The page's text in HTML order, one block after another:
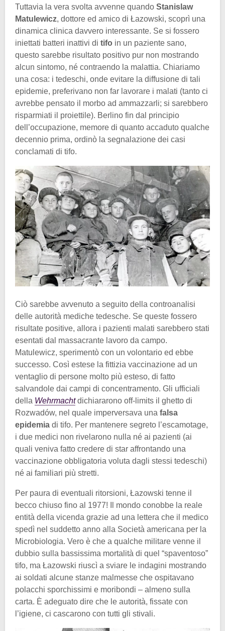
Tuttavia la vera svolta avvenne quando Stanislaw
Matulewicz, dottore ed amico di Łazowski, scoprì una
dinamica clinica davvero interessante. Se si fossero
iniettati batteri inattivi di tifo in un paziente sano,
questo sarebbe risultato positivo pur non mostrando
alcun sintomo, né contraendo la malattia. Chiariamo
una cosa: i tedeschi, onde evitare la diffusione di tali
epidemie, preferivano non far lavorare i malati (tanto ci
avrebbe pensato il morbo ad ammazzarli; si sarebbero
risparmiati il proiettile). Berlino fin dal principio
dell’occupazione, memore di quanto accaduto qualche
decennio prima, ordinò la segnalazione dei casi
conclamati di tifo.
Ciò sarebbe avvenuto a seguito della controanalisi
delle autorità mediche tedesche. Se queste fossero
risultate positive, allora i pazienti malati sarebbero stati
esentati dal massacrante lavoro da campo.
Matulewicz, sperimentò con un volontario ed ebbe
successo. Così estese la fittizia vaccinazione ad un
ventaglio di persone molto più esteso, di fatto
salvandole dai campi di concentramento. Gli ufficiali
della Wehrmachtdichiararono off-limits il ghetto di
Rozwadów, nel quale imperversava una falsa
epidemia di tifo. Per mantenere segreto l’escamotage,
i due medici non rivelarono nulla né ai pazienti (ai
quali veniva fatto credere di star affrontando una
vaccinazione obbligatoria voluta dagli stessi tedeschi)
né ai familiari più stretti.
Per paura di eventuali ritorsioni, Łazowski tenne il
becco chiuso fino al 1977! Il mondo conobbe la reale
entità della vicenda grazie ad una lettera che il medico
spedì nel suddetto anno alla Società americana per la
Microbiologia. Vero è che a qualche militare venne il
dubbio sulla bassissima mortalità di quel “spaventoso”
tifo, ma Łazowski riuscì a sviare le indagini mostrando
ai soldati alcune stanze malmesse che ospitavano
polacchi sporchissimi e moribondi – almeno sulla
carta. È adeguato dire che le autorità, fissate con
l’igiene, ci cascarono con tutti gli stivali.